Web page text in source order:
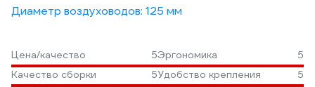
Диаметр воздуховодов: 125 мм
Цена/качество 5Эргономика
5
Качество сборки
5Удобство крепления
5